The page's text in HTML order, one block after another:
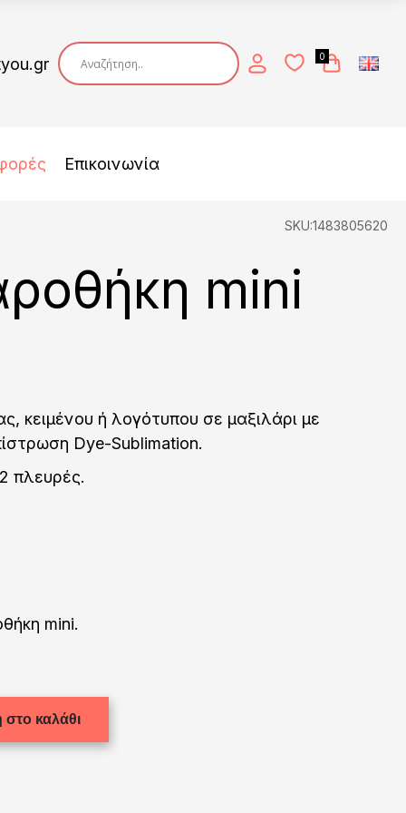
0
Επικοινωνία
SKU:1483805620
mini
κειμένου ή λογότυπου σε μαξιλάρι με
Dye-Sublimation.
πλευρές.
mini.
καλάθι